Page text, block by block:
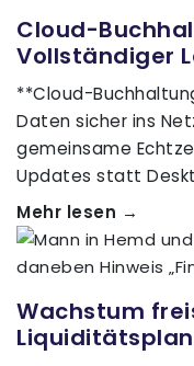
Cloud-
Vollständiger
**Cloud-
Daten sicher ins
gemeinsame
Updates statt
Mehr lesen →
Wachstum